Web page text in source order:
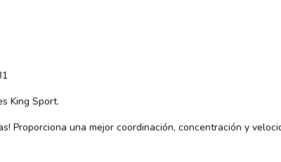
King Sport.
Proporciona una mejor coordinación, concentración y